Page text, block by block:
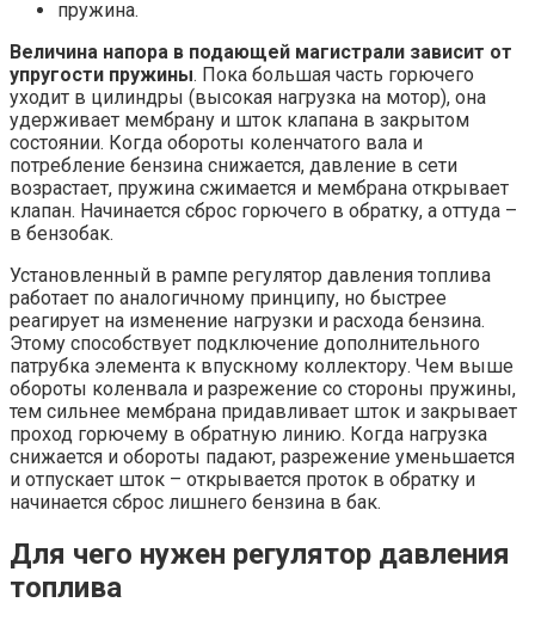
пружина.
Величина напора в подающей магистрали зависит от
упругости пружины. Пока большая часть горючего
уходит в цилиндры (высокая нагрузка на мотор), она
удерживает мембрану и шток клапана в закрытом
состоянии. Когда обороты коленчатого вала и
потребление бензина снижается, давление в сети
возрастает, пружина сжимается и мембрана открывает
клапан. Начинается сброс горючего в обратку, а оттуда –
в бензобак.
Установленный в рампе регулятор давления топлива
работает по аналогичному принципу, но быстрее
реагирует на изменение нагрузки и расхода бензина.
Этому способствует подключение дополнительного
патрубка элемента к впускному коллектору. Чем выше
обороты коленвала и разрежение со стороны пружины,
тем сильнее мембрана придавливает шток и закрывает
проход горючему в обратную линию. Когда нагрузка
снижается и обороты падают, разрежение уменьшается
и отпускает шток – открывается проток в обратку и
начинается сброс лишнего бензина в бак.
Для чего нужен регулятор давления
топлива